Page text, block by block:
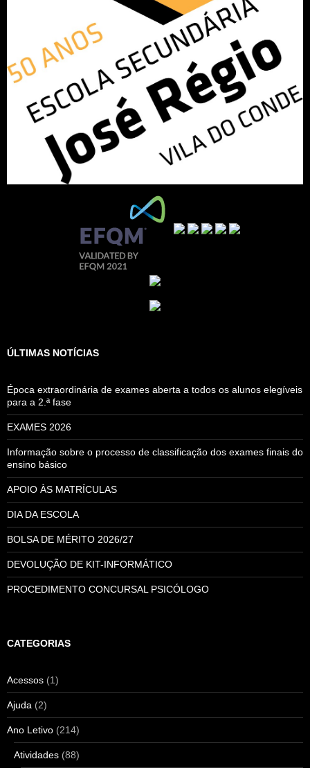
ÚLTIMAS NOTÍCIAS
Época extraordinária de exames aberta a todos os alunos elegíveis
para a 2.ª fase
EXAMES 2026
Informação sobre o processo de classificação dos exames finais do
ensino básico
APOIO ÀS MATRÍCULAS
DIA DA ESCOLA
BOLSA DE MÉRITO 2026/27
DEVOLUÇÃO DE KIT-INFORMÁTICO
PROCEDIMENTO CONCURSAL PSICÓLOGO
CATEGORIAS
Acessos (1)
Ajuda (2)
Ano Letivo (214)
Atividades (88)